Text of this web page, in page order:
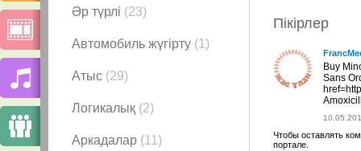
Әр түрлі (23)
Автомобиль жүгірту (1)
Атыс (29)
Логикалық (2)
Аркадалар (11)
Пікірлер
Buy
Sans
Чтобы оставлять
портале.